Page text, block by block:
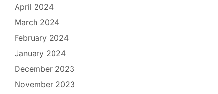
April 2024
March 2024
February 2024
January 2024
December 2023
November 2023